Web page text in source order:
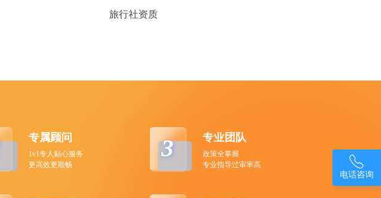
旅行社资质
专属顾问
1v1专人贴心服务
更高效更顺畅
3 专业团队
政策全掌握
专业指导过审率高

电话咨询